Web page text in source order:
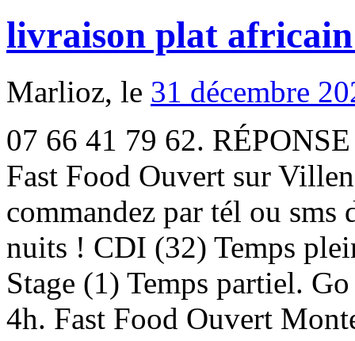
livraison plat
Marlioz, le 31 décembre
07 66 41 79 62. RÉPONSE EN MOINS DE 2 MINUTES ! Fast Food Ouvert sur Villeneuve-les-Bordes. Allez-y, commandez par tél ou sms de 22h à 6h du matin toutes les nuits ! CDI (32) Temps plein (19) Intérim (14) CDD (4) Stage (1) Temps partiel. Go Fast Food vous livre de 21h à 4h. Fast Food Ouvert Montereau-Fault-Yonne (77130) Fast Food Ouvert à Montgeron. Des plats cuisinés et livrés dans le département des Hauts de Seine (92), Seine Saint Denis (93), Val d'Oise (95), Essonne (91), Val de Marne (94), et Paris (75) Tous accompagné de succulent desserts, boissons et confiseries. Site web réalisé par Des-click. les meilleurs plats africains senegalais en livraison a domicile 7/7jrs partout en ile de france. Livraison toute la nuit Dans les départements de Seine-et-Marne (77), Yvelines (78), Essonne (91), Hauts-de-Seine (92), Seine-Saint-Denis (93), Val-de-Marne (94), Val-d'Oise (95) et Paris (75) On vous livre rapidement dans l'ensemble des villes de 20h à 5h. 61 likes. Service à domicile ouvert entre 20h et 5h (et 20h à 06h le week-end) toutes les nuits de la semaine avec Chicken Night Livraison toute la nuit vers Paris et sa banlieue de nos burgers et sandwichs chez vous! Les enseignes locales ont d’autres suggestions, comme les sushis, les plats français ou encore les spécialités turques. De nouvelles offres d'emploi de travail de nuit à Melun (77) sont ajoutées quotidiennement sur SimplyHired.com. Taxi Burger — Livraison de sandwichs de nuit. Le réseau Chicken City est présent sur la quasi totalité du territoire, alors retrouvez nos services de livraison de nuit à travers la France. LA NUIT DES DIVAS AFRICAINES AU ZENITH LE 02 MAI 2009 La musique mandingue s'invite à Paris!! Service entre 23h et 5h du matin 7/7 ! Livraison de nuit dans le 95. Dans toute l'Île-de-Franc. NOTRE CUISINE. Livraison de nuit dans le 91. manches 3/4 (23) manches courtes (45) manches longues. 5,00 EUR. Plats récentes. Chicken RUN - Livraison de Nuit Grand Paris. Voyage garanti tant par l'accueil chaleureux, la proximité et le goût de nos produits, un moment d'évasion le temps d'un repas. Housse de couette 2 taies d'oreillers 63x63 cm. Comparer. 1 741,67 € et +/mois (8) 2 250,00 € et +/mois (4) 2 550,00 € et +/mois (2) Type de contrat. Continue shopping 07 77 36 96 83. La livraison de plat africain sur Paris et la proche banlieue est faite en 40 min. 90 jours pour effectuer un retour. Berceau de la livraison. Services et livraison au restaurant africain halal 95 Le restaurant Afrik’n’Fusion est un fast food africain qui vous propose un véritable voyage culinaire. Carte postale ancienne MARSEILLE pont transbordeur de nuit timbre Pétain 1942. This video is unavailable. Commandez par tél ou sms de 22h à 6h du matin toutes les nuits ! TAXI BURGER . Vous êtes à la recherche d'une opportunité d'affaire, profitez vous aussi du boom de la livraison de sandwichs et burgers en nocturne. Skip to content. Franchisez-vous ! Le Cheese. Allez-y, commandez par tél ou sms de 21h à 6h du matin toutes les nuits ! Recettes. Parfum Nuit de Feu . Filtrer/Trier. LE RESTAURANT. Aller plus bas. Notre service de livraison est ouvert, commandez ! Africa Delivry 94 et le service de livraison à domicile de nuit dans le Val-De-Marne de plats africain. Ensuite vous pourrez sélectionner votre localité et choisir un restaurant auprès duquel vous pourrez commander Indonésien, Spare ribs, Frites et Crêpes. Contactez Chicken77 qui viendra à la rescousse de votre estomac vide, service ouvert de 22h30 à 5h 7/7 ! Pour cela, il suffit d'une seule chose, que vous commandiez ! Chicken-night.com c'est un service de livraison la nuit à votre domicile ou au bureau. Commandez dès maintenant par SMS ou par TÉL. COMMANDEZ PAR TÉL OU SMS ������ 07 66 41 79 62 +20 LIVREURS DISPONIBLES ! D’ailleurs, les plats sont préparés dans notre atelier et 100% faits maison. 847 likes. Franchisez-vous ! Otiebfood92@gmail.com ©2018 D3vred . Public Figure. Commandez comme vous êtes ! Pain burger artisanal, 2 steacks 90 grammes, sauces spéciales maison, cheddar. Service entre 22h et 5h du matin 7/7 ! Départements de livraison : 75,77,78,91,92,93,94,95,45,60. Commandez dès maintenant Livraison de nuit dans le 77. Comme eux, profitez des garanties et modes de livraison proposés par Cdiscount pour vos achats Table de chevet moins chers. 2,77 EUR. Ensuite vous pourrez sélectionner votre localité et choisir un restaurant auprès duquel vous pourrez commander Mexicain, Bio, Iranien et Français. Nous vous prÃ©parons